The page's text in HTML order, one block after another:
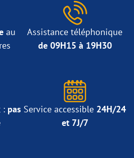
au
Assistance téléphonique
de 09H15 à 19H30
: pas Service accessible 24H/24
et 7J/7